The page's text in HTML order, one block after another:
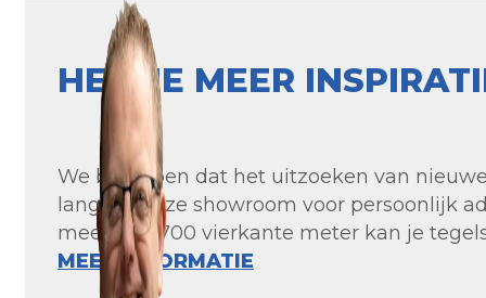
HEB JE MEER
We begrijpen dat het uitzoeken van
langs in onze showroom voor persoonlijk
meer dan 700 vierkante meter kan je
MEER INFORMATIE